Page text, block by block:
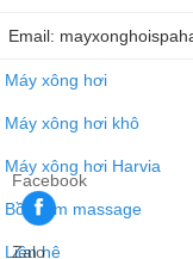
Email:
Máy xông hơi
Máy xông hơi khô
Máy xông hơi Harvia
Bồn tắm massage
Liên hệ
Facebook
Zalo